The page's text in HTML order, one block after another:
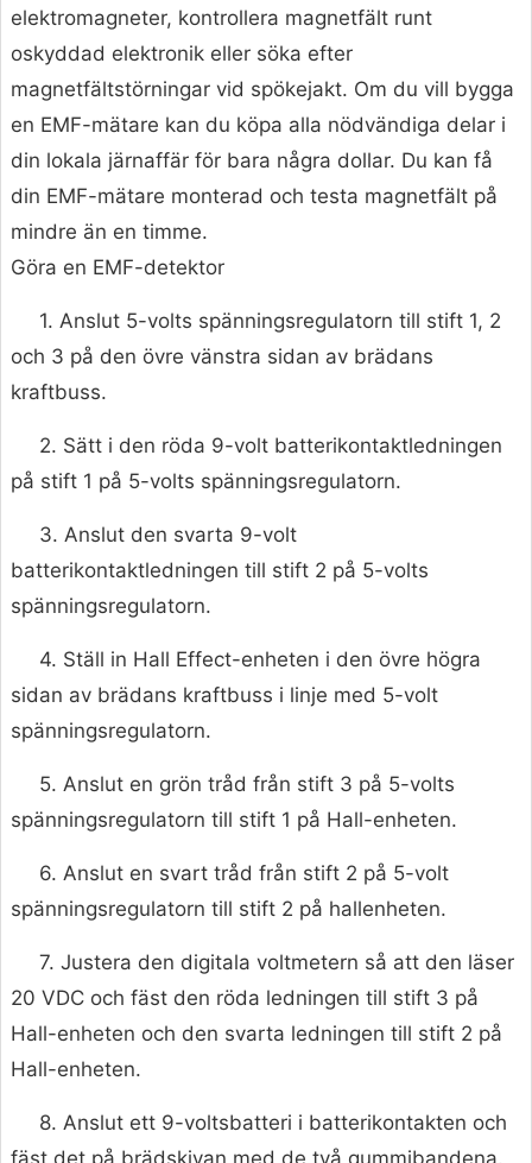
elektromagneter, kontrollera magnetfält runt
oskyddad elektronik eller söka efter
magnetfältstörningar vid spökejakt. Om du vill bygga
en EMF-mätare kan du köpa alla nödvändiga delar i
din lokala järnaffär för bara några dollar. Du kan få
din EMF-mätare monterad och testa magnetfält på
mindre än en timme.
Göra en EMF-detektor
1. Anslut 5-volts spänningsregulatorn till stift 1, 2
och 3 på den övre vänstra sidan av brädans
kraftbuss.
2. Sätt i den röda 9-volt batterikontaktledningen
på stift 1 på 5-volts spänningsregulatorn.
3. Anslut den svarta 9-volt
batterikontaktledningen till stift 2 på 5-volts
spänningsregulatorn.
4. Ställ in Hall Effect-enheten i den övre högra
sidan av brädans kraftbuss i linje med 5-volt
spänningsregulatorn.
5. Anslut en grön tråd från stift 3 på 5-volts
spänningsregulatorn till stift 1 på Hall-enheten.
6. Anslut en svart tråd från stift 2 på 5-volt
spänningsregulatorn till stift 2 på hallenheten.
7. Justera den digitala voltmetern så att den läser
20 VDC och fäst den röda ledningen till stift 3 på
Hall-enheten och den svarta ledningen till stift 2 på
Hall-enheten.
8. Anslut ett 9-voltsbatteri i batterikontakten och